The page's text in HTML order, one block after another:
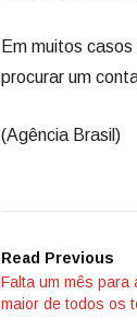
Em muitos
procurar um
(Agência Brasil)
Read Previous
Falta um mês para
maior de todos os